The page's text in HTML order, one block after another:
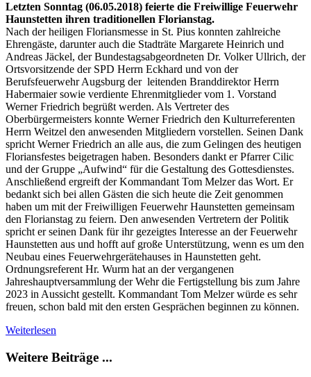
Letzten Sonntag (06.05.2018) feierte die Freiwillige Feuerwehr
Haunstetten ihren traditionellen Florianstag.
Nach der heiligen Floriansmesse in St. Pius konnten zahlreiche
Ehrengäste, darunter auch die Stadträte Margarete Heinrich und
Andreas Jäckel, der Bundestagsabgeordneten Dr. Volker Ullrich, der
Ortsvorsitzende der SPD Herrn Eckhard und von der
Berufsfeuerwehr Augsburg der leitenden Branddirektor Herrn
Habermaier sowie verdiente Ehrenmitglieder vom 1. Vorstand
Werner Friedrich begrüßt werden. Als Vertreter des
Oberbürgermeisters konnte Werner Friedrich den Kulturreferenten
Herrn Weitzel den anwesenden Mitgliedern vorstellen. Seinen Dank
spricht Werner Friedrich an alle aus, die zum Gelingen des heutigen
Floriansfestes beigetragen haben. Besonders dankt er Pfarrer Cilic
und der Gruppe „Aufwind“ für die Gestaltung des Gottesdienstes.
Anschließend ergreift der Kommandant Tom Melzer das Wort. Er
bedankt sich bei allen Gästen die sich heute die Zeit genommen
haben um mit der Freiwilligen Feuerwehr Haunstetten gemeinsam
den Florianstag zu feiern. Den anwesenden Vertretern der Politik
spricht er seinen Dank für ihr gezeigtes Interesse an der Feuerwehr
Haunstetten aus und hofft auf große Unterstützung, wenn es um den
Neubau eines Feuerwehrgerätehauses in Haunstetten geht.
Ordnungsreferent Hr. Wurm hat an der vergangenen
Jahreshauptversammlung der Wehr die Fertigstellung bis zum Jahre
2023 in Aussicht gestellt. Kommandant Tom Melzer würde es sehr
freuen, schon bald mit den ersten Gesprächen beginnen zu können.
Weiterlesen
Weitere Beiträge ...